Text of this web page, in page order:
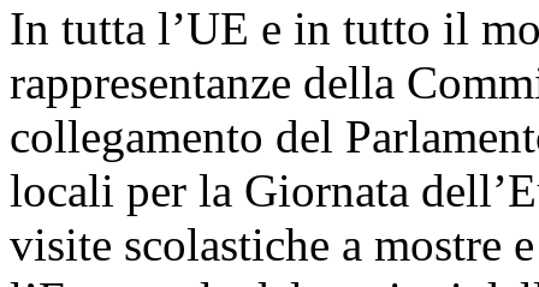
In tutta l’UE e in tutto il
rappresentanze della
collegamento del
locali per la Giornata
visite scolastiche a mostre